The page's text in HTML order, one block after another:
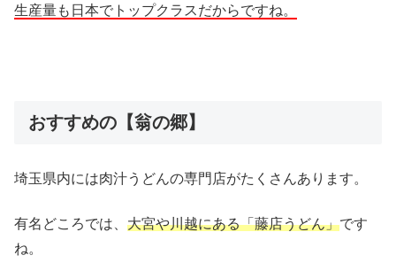
生産量も日本でトップクラスだからですね。
おすすめの【翁の郷】
埼玉県内には肉汁うどんの専門店がたくさんあります。
有名どころでは、 大宮や川越にある「藤店うどん」です
ね。